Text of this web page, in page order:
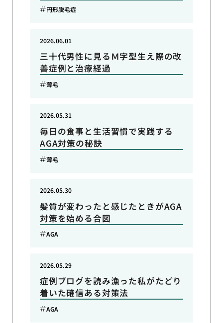
円形脱毛症
三十代男性に見るＭ字型生え際の改
善症例と治療経過
2026.06.01
薄毛
毎日の食事と生活習慣で実践する
AGA対策の秘訣
2026.05.31
薄毛
髪質が変わったと感じたときがAGA
対策を始める合図
2026.05.30
AGA
症例ブログを読み漁った私がたどり
着いた確信ある対策法
2026.05.29
AGA